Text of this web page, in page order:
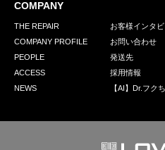
COMPANY
THE REPAIR
COMPANY PROFILE
PEOPLE
ACCESS
NEWS
お客様インタ
お問い合わせ
発送先
採用情報
【AI】Dr.フク